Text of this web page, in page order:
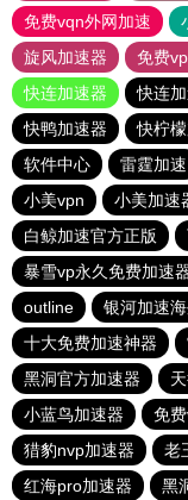
免费vqn外网加速
旋风加速器
免费
快连加速器
快连
快鸭加速器
快柠
软件中心
雷霆加速
小美vpn
小美加速
白鲸加速官方正版
暴雪vp永久免费加速
outline
银河加速
十大免费加速神器
黑洞官方加速器
小蓝鸟加速器
免
猎豹nvp加速器
老
红海pro加速器
黑